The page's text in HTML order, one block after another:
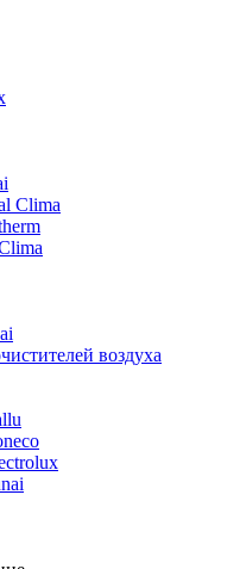
Clima
воздуха